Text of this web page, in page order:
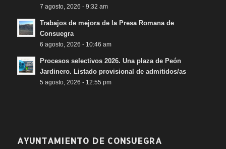
7 agosto, 2026 - 9:32 am
Trabajos de mejora de la Presa Romana de
Consuegra
6 agosto, 2026 - 10:46 am
Procesos selectivos 2026. Una plaza de Peón
Jardinero. Listado provisional de admitidos/as
5 agosto, 2026 - 12:55 pm
AYUNTAMIENTO DE CONSUEGRA